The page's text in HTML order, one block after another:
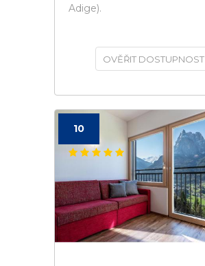
Adige).
OVĚŘIT DOSTUPNOST
10